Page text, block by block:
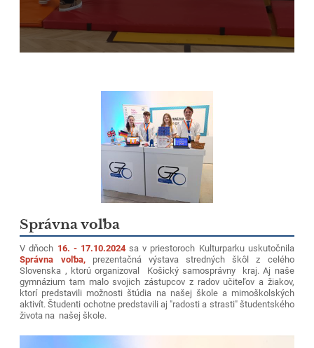
Správna voľba
V dňoch 16. - 17.10.2024sa v priestoroch Kulturparku uskutočnila
Správna voľba,prezentačná výstava stredných škôl z celého
Slovenska , ktorú organizoval Košický samosprávny kraj. Aj naše
gymnázium tam malo svojich zástupcov z radov učiteľov a žiakov,
ktorí predstavili možnosti štúdia na našej škole a mimoškolských
aktivít. Študenti ochotne predstavili aj "radosti a strasti" študentského
života na našej škole.